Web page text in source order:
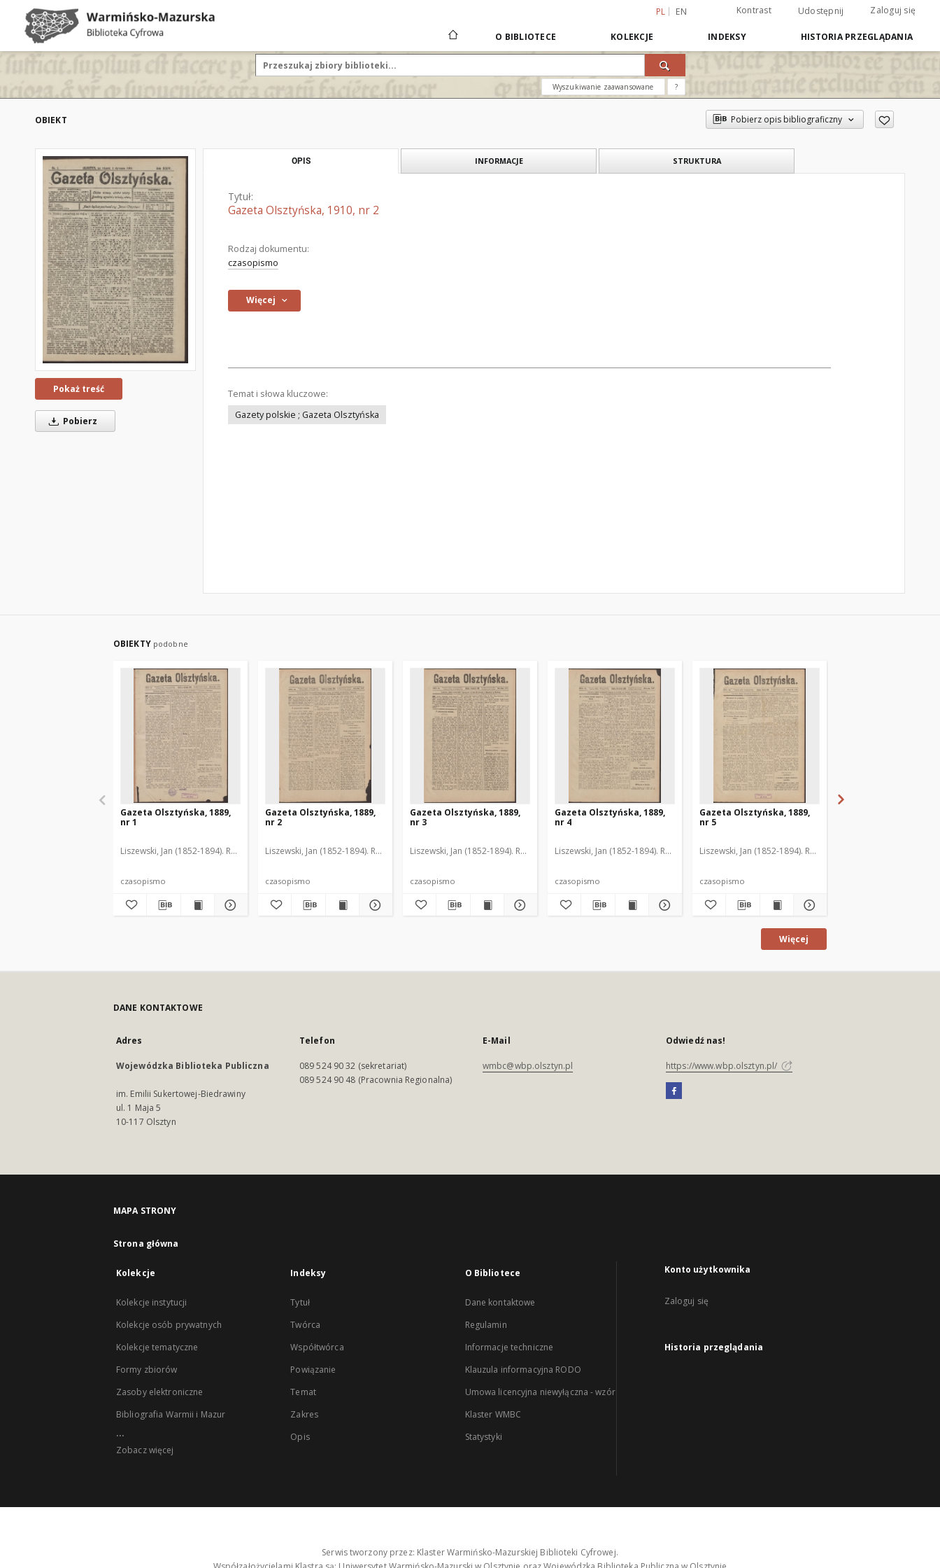
PL EN Kontrast Udostępnij Zaloguj się
O BIBLIOTECE KOLEKCJE INDEKSY HISTORIA PRZEGLĄDANIA
Wyszukiwanie zaawansowane ?
OBIEKT Pobierz opis bibliograficzny
Pokaż treść
Pobierz
OPIS INFORMACJE STRUKTURA
Tytuł:
Gazeta Olsztyńska, 1910, nr 2
Rodzaj dokumentu:
czasopismo
Więcej
Temat i słowa kluczowe:
Gazety polskie ; Gazeta Olsztyńska
OBIEKTY podobne
Gazeta Olsztyńska, 1889,
nr 1
Liszewski, Jan (1852-1894). Red.
czasopismo
Gazeta Olsztyńska, 1889,
nr 2
Liszewski, Jan (1852-1894). Red.
czasopismo
Gazeta Olsztyńska, 1889,
nr 3
Liszewski, Jan (1852-1894). Red.
czasopismo
Gazeta Olsztyńska, 1889,
nr 4
Liszewski, Jan (1852-1894). Red.
czasopismo
Gazeta Olsztyńska, 1889,
nr 5
Liszewski, Jan (1852-1894). Red.
czasopismo
Więcej
DANE KONTAKTOWE
Adres
Wojewódzka Biblioteka Publiczna
im. Emilii Sukertowej-Biedrawiny
ul. 1 Maja 5
10-117 Olsztyn
Telefon
089 524 90 32 (sekretariat)
089 524 90 48 (Pracownia Regionalna)
E-Mail
wmbc@wbp.olsztyn.pl
Odwiedź nas!
https://www.wbp.olsztyn.pl/
MAPA STRONY
Strona główna
Kolekcje
Kolekcje instytucji
Kolekcje osób prywatnych
Kolekcje tematyczne
Formy zbiorów
Zasoby elektroniczne
Bibliografia Warmii i Mazur
...
Zobacz więcej
Indeksy
Tytuł
Twórca
Współtwórca
Powiązanie
Temat
Zakres
Opis
O Bibliotece
Dane kontaktowe
Regulamin
Informacje techniczne
Klauzula informacyjna RODO
Umowa licencyjna niewyłączna - wzór
Klaster WMBC
Statystyki
Konto użytkownika
Zaloguj się
Historia przeglądania
Serwis tworzony przez: Klaster Warmińsko-Mazurskiej Biblioteki Cyfrowej.